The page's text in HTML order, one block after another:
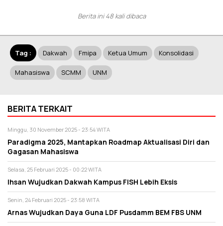
Berita ini 48 kali dibaca
Tag : Dakwah Fmipa Ketua Umum Konsolidasi
Mahasiswa SCMM UNM
BERITA TERKAIT
Minggu, 30 November 2025 - 23:54 WITA
Paradigma 2025, Mantapkan Roadmap Aktualisasi Diri dan
Gagasan Mahasiswa
Selasa, 25 Februari 2025 - 00:22 WITA
Ihsan Wujudkan Dakwah Kampus FISH Lebih Eksis
Senin, 24 Februari 2025 - 23:58 WITA
Arnas Wujudkan Daya Guna LDF Pusdamm BEM FBS UNM